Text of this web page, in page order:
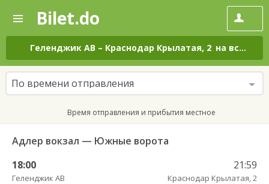
—
Поиск
и
покупка
билетов
на
автобус
онлайн
Bilet.do
Геленджик АВ – Краснодар Крылатая, 2 на все дни
По времени отправления
Время отправления и прибытия местное
Адлер вокзал — Южные ворота
18:00
Геленджик АВ
21:59
Краснодар Крылатая, 2